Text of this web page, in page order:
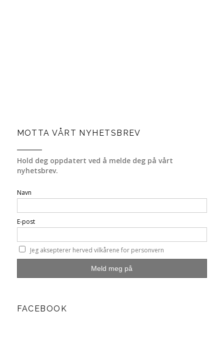
MOTTA VÅRT NYHETSBREV
Hold deg oppdatert ved å melde deg på vårt
nyhetsbrev.
Navn
E-post
Jeg aksepterer herved vilkårene for personvern
FACEBOOK